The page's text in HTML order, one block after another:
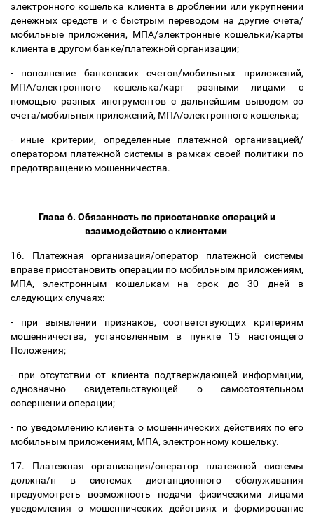
электронного кошелька клиента в дроблении или укрупнении
денежных средств и с быстрым переводом на другие счета/
мобильные приложения, МПА/электронные кошельки/карты
клиента в другом банке/платежной организации;
- пополнение банковских счетов/мобильных приложений,
МПА/электронного кошелька/карт разными лицами с
помощью разных инструментов с дальнейшим выводом со
счета/мобильных приложений, МПА/электронного кошелька;
- иные критерии, определенные платежной организацией/
оператором платежной системы в рамках своей политики по
предотвращению мошенничества.
Глава 6. Обязанность по приостановке операций и
взаимодействию с клиентами
16. Платежная организация/оператор платежной системы
вправе приостановить операции по мобильным приложениям,
МПА, электронным кошелькам на срок до 30 дней в
следующих случаях:
- при выявлении признаков, соответствующих критериям
мошенничества, установленным в пункте 15 настоящего
Положения;
- при отсутствии от клиента подтверждающей информации,
однозначно свидетельствующей о самостоятельном
совершении операции;
- по уведомлению клиента о мошеннических действиях по его
мобильным приложениям, МПА, электронному кошельку.
17. Платежная организация/оператор платежной системы
должна/н в системах дистанционного обслуживания
предусмотреть возможность подачи физическими лицами
уведомления о мошеннических действиях и формирование